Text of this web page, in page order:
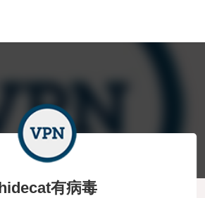
hidecat有病毒